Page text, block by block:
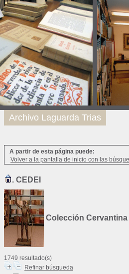
A partir de esta página puede:
Volver a la pantalla de inicio con las
. CEDEI
Colección Cervantina
1749 resultado(s)
Refinar búsqueda
Archivo Laguarda Trias